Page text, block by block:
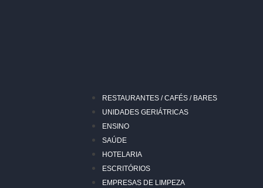
RESTAURANTES / CAFÉS / BARES
UNIDADES GERIÁTRICAS
ENSINO
SAÚDE
HOTELARIA
ESCRITÓRIOS
EMPRESAS DE LIMPEZA